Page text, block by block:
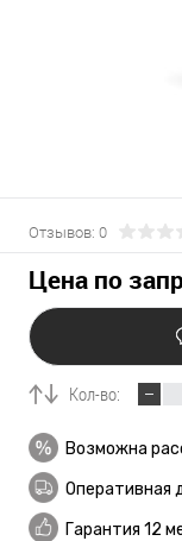
Отзывов: 0
Цена по
Кол-во:
Возможна
Оперативная
Гарантия 12